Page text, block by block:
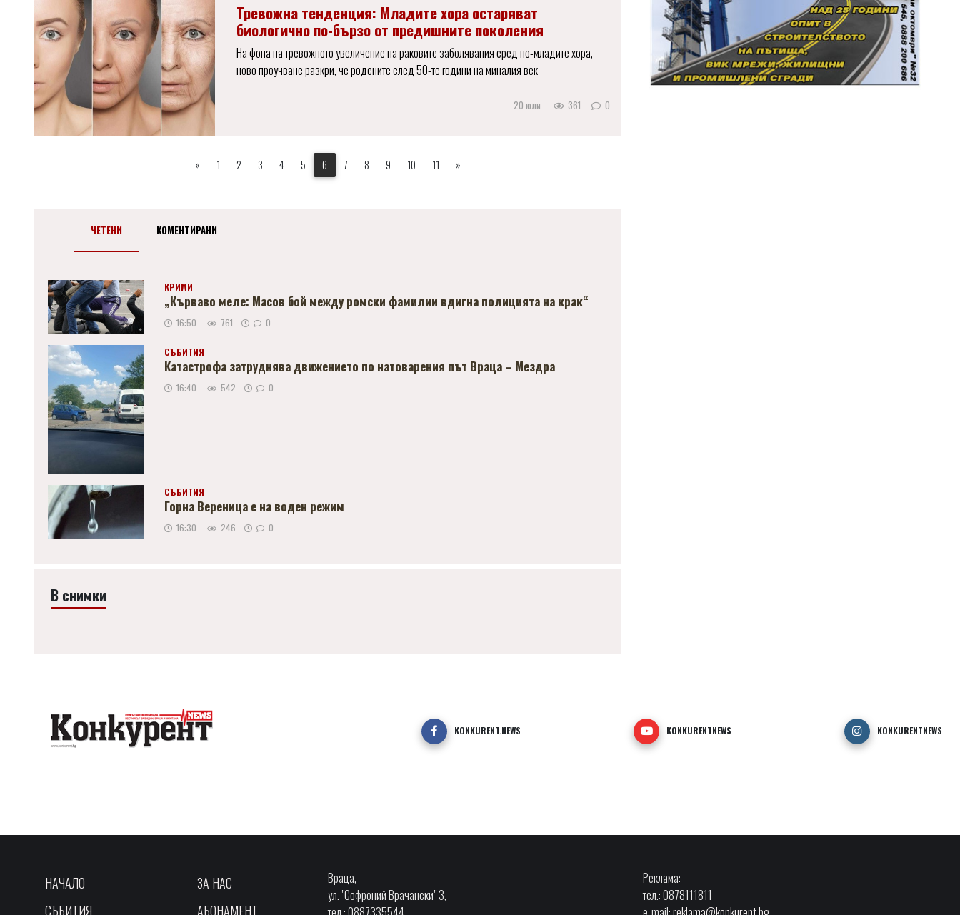
Тревожна тенденция: Младите хора остаряват
биологично по-бързо от предишните поколения
На фона на тревожното увеличение на раковите заболявания сред по-младите хора,
ново проучване разкри, че родените след 50-те години на миналия век
20 юли 361 0
« 1 2 3 4 5 6 7 8 9 10 11 »
ЧЕТЕНИ КОМЕНТИРАНИ
КРИМИ
„Кърваво меле: Масов бой между ромски фамилии вдигна полицията на крак“
16:50 761 0
СЪБИТИЯ
Катастрофа затруднява движението по натоварения път Враца – Мездра
16:40 542 0
СЪБИТИЯ
Горна Вереница е на воден режим
16:30 246 0
В снимки
KONKURENT.NEWS KONKURENTNEWS KONKURENTNEWS
НАЧАЛО
СЪБИТИЯ
ЗА НАС
АБОНАМЕНТ
Враца,
ул. "Софроний Врачански" 3,
Реклама:
тел.: 0878111811